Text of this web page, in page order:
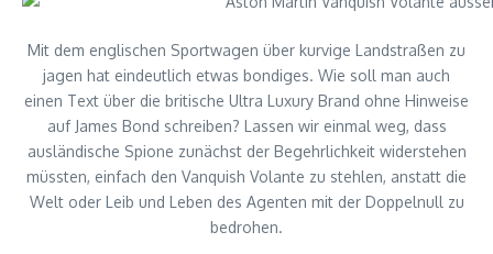
Mit dem englischen Sportwagen über kurvige Landstraßen zu
jagen hat eindeutlich etwas bondiges. Wie soll man auch
einen Text über die britische Ultra Luxury Brand ohne Hinweise
auf James Bond schreiben? Lassen wir einmal weg, dass
ausländische Spione zunächst der Begehrlichkeit widerstehen
müssten, einfach den Vanquish Volante zu stehlen, anstatt die
Welt oder Leib und Leben des Agenten mit der Doppelnull zu
bedrohen.